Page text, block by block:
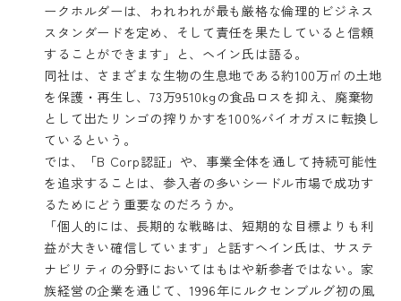
ークホルダーは、われわれが最も厳格な倫理的ビジネス
スタンダードを定め、そして責任を果たしていると信頼
することができます」と、ヘイン氏は語る。
同社は、さまざまな生物の生息地である約100万㎡の土地
を保護・再生し、73万9510kgの食品ロスを抑え、廃棄物
として出たリンゴの搾りかすを100%バイオガスに転換し
ているという。
では、「B Corp認証」や、事業全体を通して持続可能性
を追求することは、参入者の多いシードル市場で成功す
るためにどう重要なのだろうか。
「個人的には、長期的な戦略は、短期的な目標よりも利
益が大きい確信しています」と話すヘイン氏は、サステ
ナビリティの分野においてはもはや新参者ではない。家
族経営の企業を通じて、1996年にルクセンブルグ初の風